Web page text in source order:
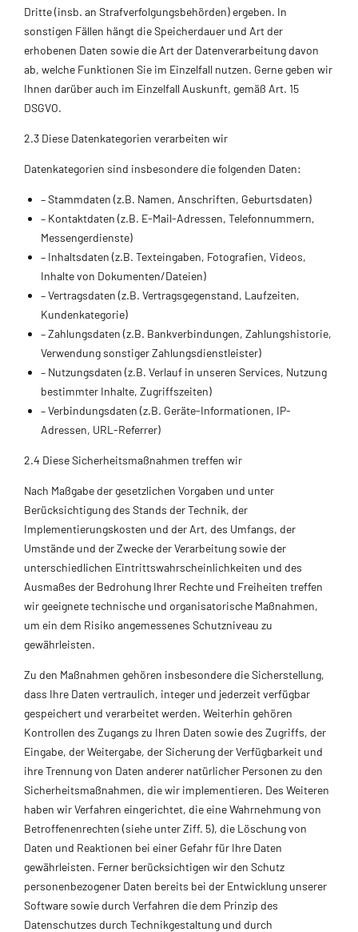
Dritte (insb. an Strafverfolgungsbehörden) ergeben. In
sonstigen Fällen hängt die Speicherdauer und Art der
erhobenen Daten sowie die Art der Datenverarbeitung davon
ab, welche Funktionen Sie im Einzelfall nutzen. Gerne geben wir
Ihnen darüber auch im Einzelfall Auskunft, gemäß Art. 15
DSGVO.
2.3 Diese Datenkategorien verarbeiten wir
Datenkategorien sind insbesondere die folgenden Daten:
– Stammdaten (z.B. Namen, Anschriften, Geburtsdaten)
– Kontaktdaten (z.B. E-Mail-Adressen, Telefonnummern,
Messengerdienste)
– Inhaltsdaten (z.B. Texteingaben, Fotografien, Videos,
Inhalte von Dokumenten/Dateien)
– Vertragsdaten (z.B. Vertragsgegenstand, Laufzeiten,
Kundenkategorie)
– Zahlungsdaten (z.B. Bankverbindungen, Zahlungshistorie,
Verwendung sonstiger Zahlungsdienstleister)
– Nutzungsdaten (z.B. Verlauf in unseren Services, Nutzung
bestimmter Inhalte, Zugriffszeiten)
– Verbindungsdaten (z.B. Geräte-Informationen, IP-
Adressen, URL-Referrer)
2.4 Diese Sicherheitsmaßnahmen treffen wir
Nach Maßgabe der gesetzlichen Vorgaben und unter
Berücksichtigung des Stands der Technik, der
Implementierungskosten und der Art, des Umfangs, der
Umstände und der Zwecke der Verarbeitung sowie der
unterschiedlichen Eintrittswahrscheinlichkeiten und des
Ausmaßes der Bedrohung Ihrer Rechte und Freiheiten treffen
wir geeignete technische und organisatorische Maßnahmen,
um ein dem Risiko angemessenes Schutzniveau zu
gewährleisten.
Zu den Maßnahmen gehören insbesondere die Sicherstellung,
dass Ihre Daten vertraulich, integer und jederzeit verfügbar
gespeichert und verarbeitet werden. Weiterhin gehören
Kontrollen des Zugangs zu Ihren Daten sowie des Zugriffs, der
Eingabe, der Weitergabe, der Sicherung der Verfügbarkeit und
ihre Trennung von Daten anderer natürlicher Personen zu den
Sicherheitsmaßnahmen, die wir implementieren. Des Weiteren
haben wir Verfahren eingerichtet, die eine Wahrnehmung von
Betroffenenrechten (siehe unter Ziff. 5), die Löschung von
Daten und Reaktionen bei einer Gefahr für Ihre Daten
gewährleisten. Ferner berücksichtigen wir den Schutz
personenbezogener Daten bereits bei der Entwicklung unserer
Software sowie durch Verfahren die dem Prinzip des
Datenschutzes durch Technikgestaltung und durch